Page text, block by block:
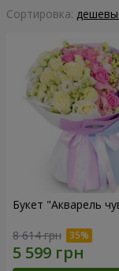
Cортировка:
Букет "Акварель
8 614 грн